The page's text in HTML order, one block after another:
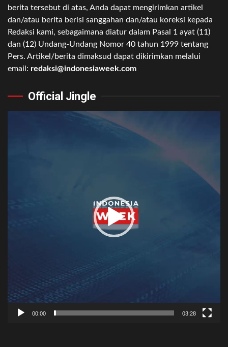
berita tersebut di atas, Anda dapat mengirimkan artikel
dan/atau berita berisi sanggahan dan/atau koreksi kepada
Redaksi kami, sebagaimana diatur dalam Pasal 1 ayat (11)
dan (12) Undang-Undang Nomor 40 tahun 1999 tentang
Pers. Artikel/berita dimaksud dapat dikirimkan melalui
email: redaksi@indonesiaweek.com
Official Jingle
00:00 03:28